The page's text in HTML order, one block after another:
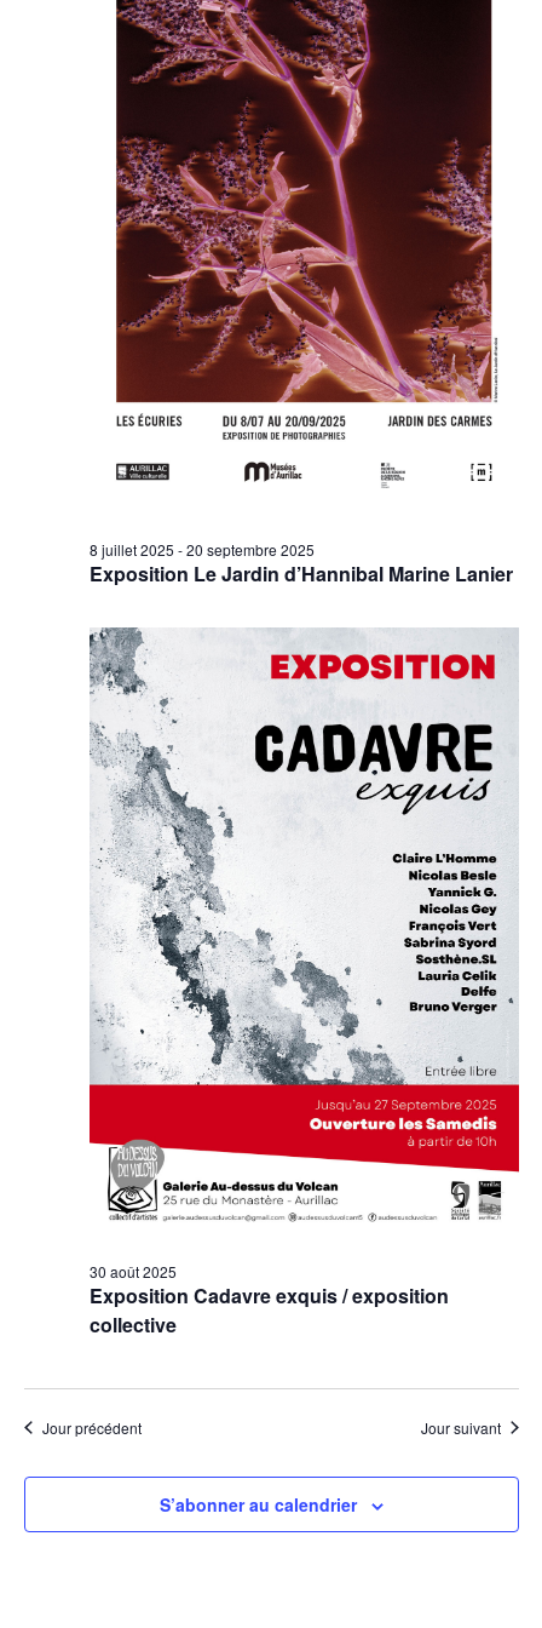
Exposition Le Jardin d’Hannibal Marine Lanier
8 juillet 2025 -20 septembre 2025
Exposition Cadavre exquis / exposition
collective
30 août 2025
Jour précédent Jour suivant
S’abonner au calendrier